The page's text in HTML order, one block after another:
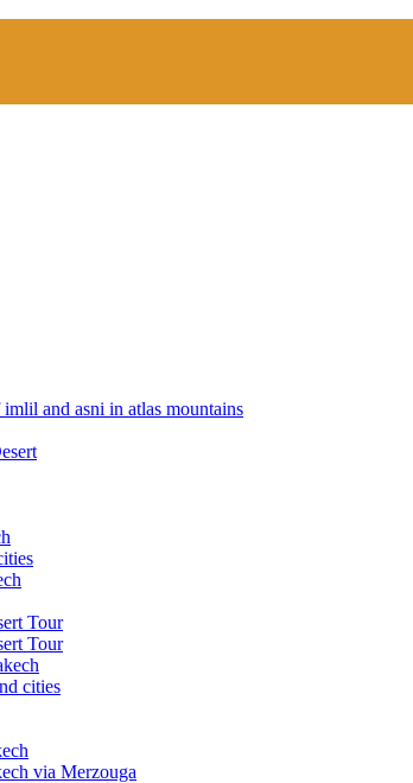
and asni in atlas mountains
Tour
Tour
cities
via Merzouga